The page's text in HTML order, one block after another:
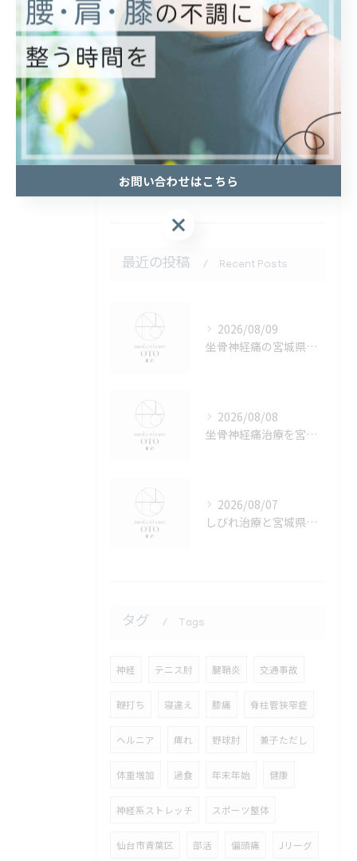
坐骨神経痛
四十肩
兼子ただし
マッサージ
ヘルニア
スポーツ整体
ひじ
最近の投稿 Recent Posts
2026/08/09
坐骨神経痛の宮城県仙台市青葉区治療と医療機関選びのポイント徹底解説
2026/08/08
坐骨神経痛治療を宮城県仙台市宮城野区で効果的に選ぶためのポイントと通院条件の徹底比較ガイド
2026/08/07
しびれ治療と宮城県仙台市宮城野区での最新外来アプローチ解説
タグ Tags
神経 テニス肘 腱鞘炎 交通事故
鞭打ち 寝違え 膝痛 脊柱管狭窄症
ヘルニア 痺れ 野球肘 兼子ただし
体重増加 過食 年末年始 健康
神経系ストレッチ スポーツ整体
仙台市青葉区 部活 偏頭痛 Jリーグ
お問い合わせはこちら